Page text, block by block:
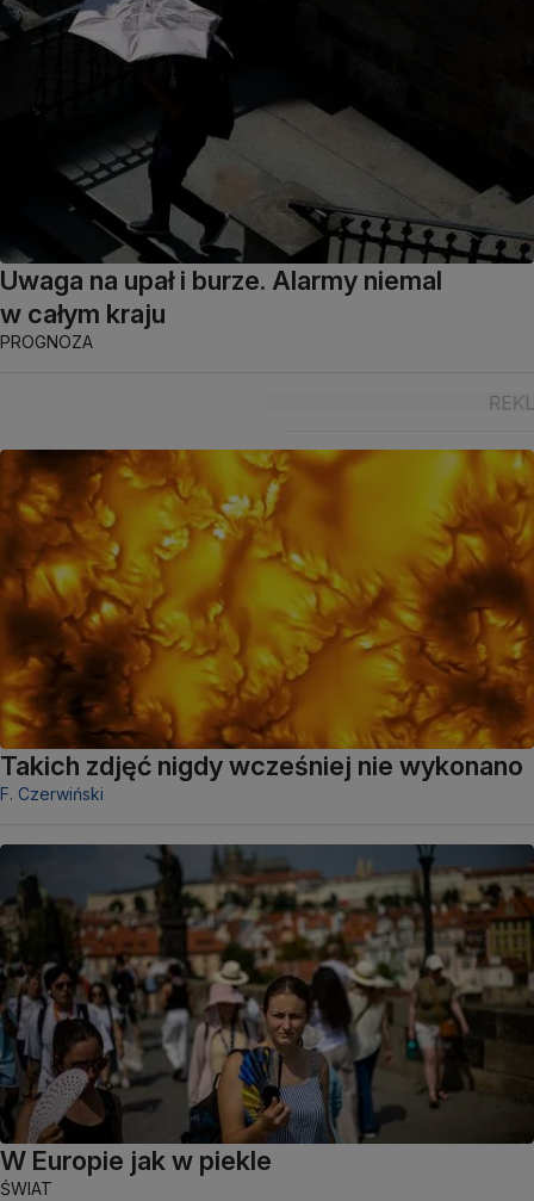
Uwaga na upał i burze. Alarmy niemal
w całym kraju
PROGNOZA
Takich zdjęć nigdy wcześniej nie wykonano
F. Czerwiński
W Europie jak w piekle
ŚWIAT